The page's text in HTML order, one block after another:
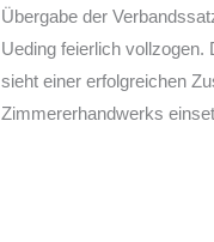
Übergabe der
Ueding feierlich
sieht einer erfolgreichen
Zimmererhandwerks